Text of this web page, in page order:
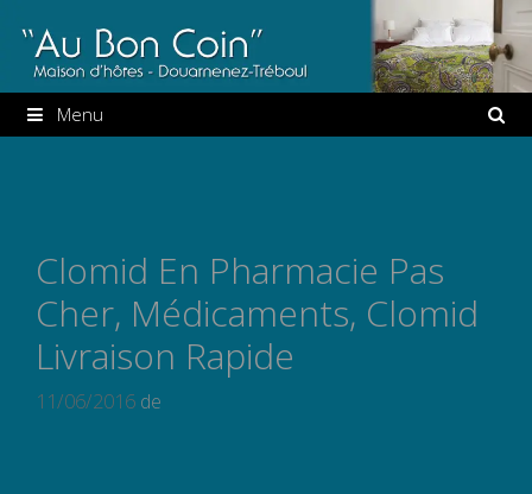
au
contenu
Menu
Clomid En Pharmacie Pas
Cher, Médicaments, Clomid
Livraison Rapide
11/06/2016 de